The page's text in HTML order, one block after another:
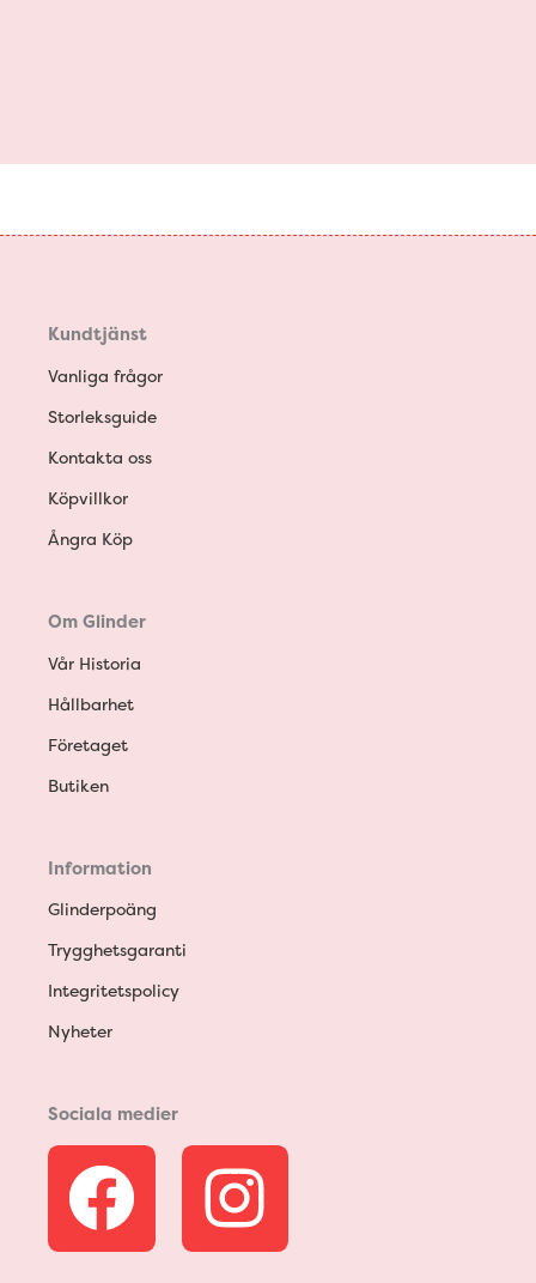
Kundtjänst
Vanliga frågor
Storleksguide
Kontakta oss
Köpvillkor
Ångra Köp
Om Glinder
Vår Historia
Hållbarhet
Företaget
Butiken
Information
Glinderpoäng
Trygghetsgaranti
Integritetspolicy
Nyheter
Sociala medier
F
a
I
n